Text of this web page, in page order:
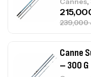
Cannes,
768,000
Canne
– 300 G